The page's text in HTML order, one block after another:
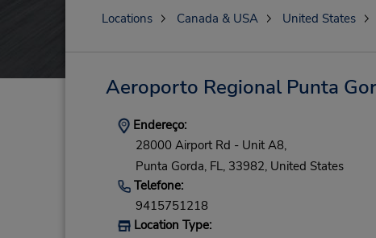
Locations Canada & USA United States
Aeroporto Regional Punta
Endereço:
28000 Airport Rd - Unit A8,
Punta Gorda, FL, 33982, United States
Telefone:
9415751218
Location Type: